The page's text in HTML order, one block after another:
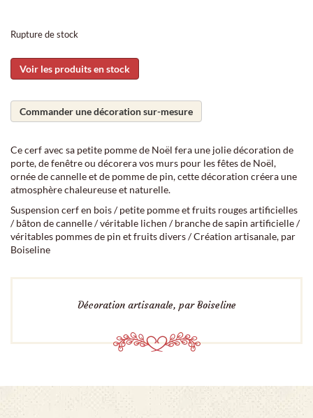
Rupture de stock
Voir les produits en stock
Commander une décoration sur-mesure
Ce cerf avec sa petite pomme de Noël fera une jolie décoration de
porte, de fenêtre ou décorera vos murs pour les fêtes de Noël,
ornée de cannelle et de pomme de pin, cette décoration créera une
atmosphère chaleureuse et naturelle.
Suspension cerf en bois / petite pomme et fruits rouges artificielles
/ bâton de cannelle / véritable lichen / branche de sapin artificielle /
véritables pommes de pin et fruits divers / Création artisanale, par
Boiseline
Décoration artisanale, par Boiseline